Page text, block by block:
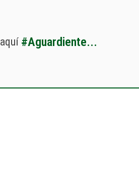
aquí #Aguardiente...